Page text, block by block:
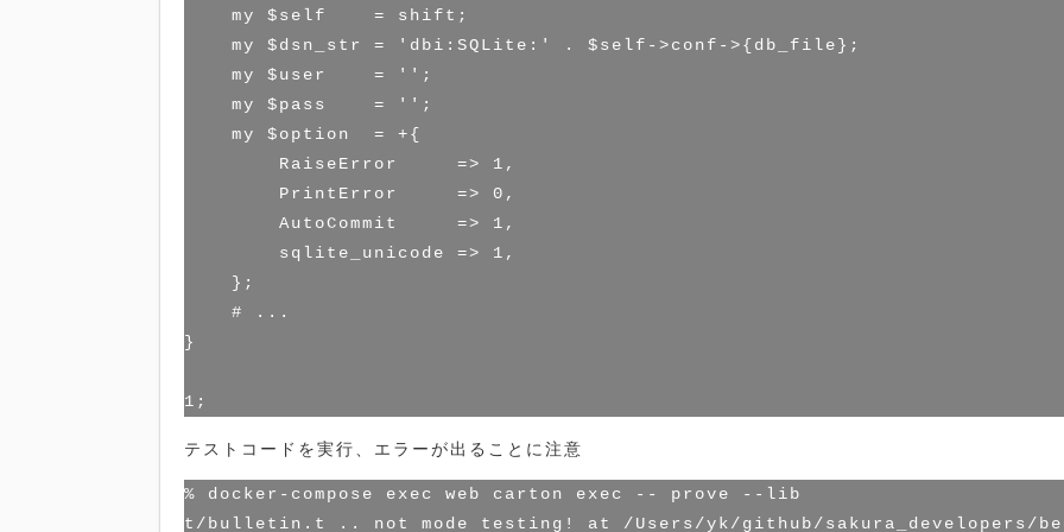
    my $self    = shift;
    my $dsn_str = 'dbi:SQLite:' . $self->conf->{db_file};
    my $user    = '';
    my $pass    = '';
    my $option  = +{
        RaiseError     => 1,
        PrintError     => 0,
        AutoCommit     => 1,
        sqlite_unicode => 1,
    };
    # ...
}
テストコードを実行、エラーが出ることに注意
% docker-compose exec web carton exec -- prove --lib
t/bulletin.t .. not mode testing! at /Users/yk/github/sakura_developers/